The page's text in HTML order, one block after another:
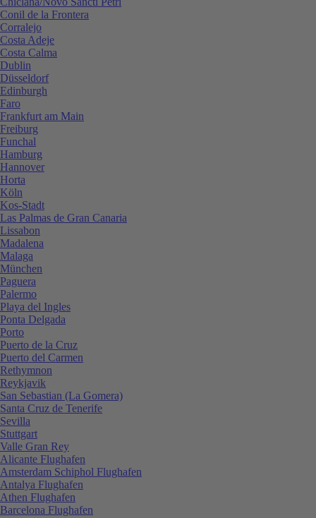
Conil de la Frontera
Corralejo
Costa Adeje
Costa Calma
Dublin
Düsseldorf
Edinburgh
Faro
Frankfurt am Main
Freiburg
Funchal
Hamburg
Hannover
Horta
Köln
Kos-Stadt
Las Palmas de Gran Canaria
Lissabon
Madalena
Malaga
München
Paguera
Palermo
Playa del Ingles
Ponta Delgada
Porto
Puerto de la Cruz
Puerto del Carmen
Rethymnon
Reykjavik
San Sebastian (La Gomera)
Santa Cruz de Tenerife
Sevilla
Stuttgart
Valle Gran Rey
Alicante Flughafen
Amsterdam Schiphol Flughafen
Antalya Flughafen
Athen Flughafen
Barcelona Flughafen